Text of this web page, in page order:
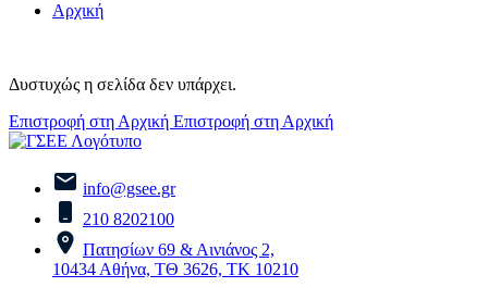
Αρχική
Δυστυχώς η σελίδα δεν υπάρχει.
Επιστροφή στη Αρχική Επιστροφή στη Αρχική
info@gsee.gr
210 8202100
Πατησίων 69 & Αινιάνος 2,
10434 Αθήνα, ΤΘ 3626, ΤΚ 10210